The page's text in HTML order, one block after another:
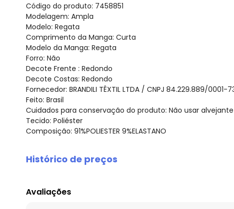
Código do produto: 7458851
Modelagem: Ampla
Modelo: Regata
Comprimento da Manga: Curta
Modelo da Manga: Regata
Forro: Não
Decote Frente : Redondo
Decote Costas: Redondo
Fornecedor: BRANDILI TÊXTIL LTDA / CNPJ 84.229.889/0001-
Feito: Brasil
Cuidados para conservação do produto: Não usar
Tecido: Poliéster
Composição: 91%POLIESTER 9%ELASTANO
Histórico de preços
agosto/2026
Avaliações